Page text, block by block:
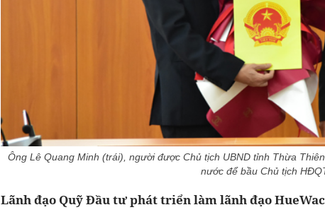
Ông Lê Quang Minh (trái), người được Chủ tịch UBND tỉnh Thừa
nước để bầu Chủ tịch
Lãnh đạo Quỹ Đầu tư phát triển làm lãnh đạo